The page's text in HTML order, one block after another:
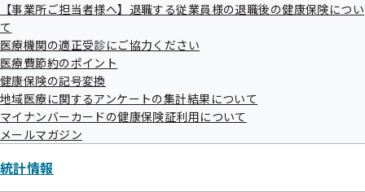
【事業所ご担当者様へ】退職する従業員様の退職後の健康保険につい
て
医療機関の適正受診にご協力ください
医療費節約のポイント
健康保険の記号変換
地域医療に関するアンケートの集計結果について
マイナンバーカードの健康保険証利用について
メールマガジン
統計情報
令和08年度